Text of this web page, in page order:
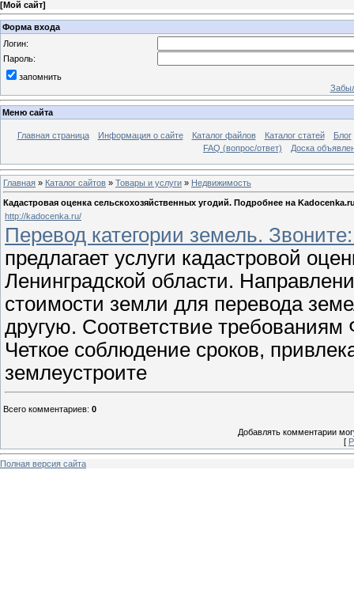
[Мой сайт]
Форма входа
Логин:
Пароль:
запомнить
Меню сайта
Главная страница Информация о сайте Каталог файлов Каталог статей
Блог
FAQ (вопрос/ответ)
Доска
Главная » Каталог сайтов » Товары и услуги » Недвижимость
Кадастровая оценка сельскохозяйственных угодий. Подробнее на
http://kadocenka.ru/
Перевод категории земель.
предлагает услуги кадастровой
Ленинградской области.
стоимости земли для перевода
другую. Соответствие
Четкое соблюдение сроков,
землеустроите
Всего комментариев: 0
Добавлять комментарии
[
Полная версия сайта